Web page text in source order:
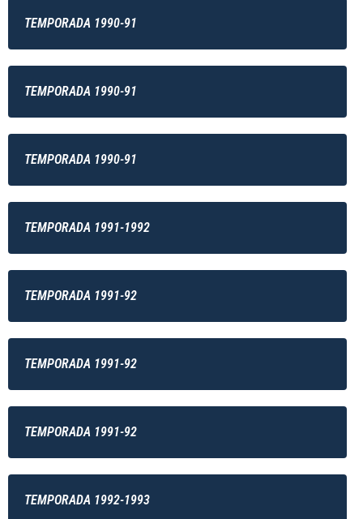
TEMPORADA 1990-91
TEMPORADA 1990-91
TEMPORADA 1990-91
TEMPORADA 1991-1992
TEMPORADA 1991-92
TEMPORADA 1991-92
TEMPORADA 1991-92
TEMPORADA 1992-1993